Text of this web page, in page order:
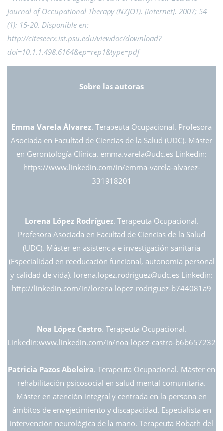
Journal of Occupational Therapy (NZJOT). [Internet]. 2007; 54
(1): 15-20. Disponible en:
http://citeseerx.ist.psu.edu/viewdoc/download?
doi=10.1.1.498.6164&ep=rep1&type=pdf
Sobre las autoras
Emma Varela Álvarez. Terapeuta Ocupacional. Profesora
Asociada en Facultad de Ciencias de la Salud (UDC). Máster
en Gerontología Clínica. emma.varela@udc.es Linkedin:
https://www.linkedin.com/in/emma-varela-alvarez-
331918201
Lorena López Rodríguez. Terapeuta Ocupacional.
Profesora Asociada en Facultad de Ciencias de la Salud
(UDC). Máster en asistencia e investigación sanitaria
(Especialidad en reeducación funcional, autonomía personal
y calidad de vida). lorena.lopez.rodriguez@udc.es Linkedin:
http://linkedin.com/in/lorena-lópez-rodríguez-b744081a9
Noa López Castro. Terapeuta Ocupacional.
Linkedin:www.linkedin.com/in/noa-lópez-castro-b6b657232
Patricia Pazos Abeleira. Terapeuta Ocupacional. Máster en
rehabilitación psicosocial en salud mental comunitaria.
Máster en atención integral y centrada en la persona en
ámbitos de envejecimiento y discapacidad. Especialista en
intervención neurológica de la mano. Terapeuta Bobath del